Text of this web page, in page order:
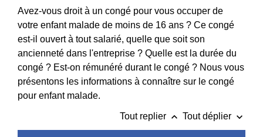
Avez-vous droit à un congé pour vous occuper de
votre enfant malade de moins de 16 ans ? Ce congé
est-il ouvert à tout salarié, quelle que soit son
ancienneté dans l'entreprise ? Quelle est la durée du
congé ? Est-on rémunéré durant le congé ? Nous vous
présentons les informations à connaître sur le congé
pour enfant malade.
Tout replier keyboard_arrow_up Tout déplier keyboard_arrow_down